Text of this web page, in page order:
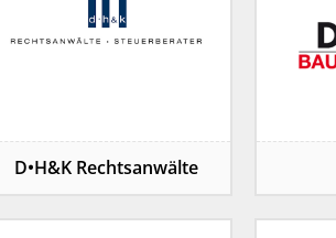
D•H&K Rechtsanwälte